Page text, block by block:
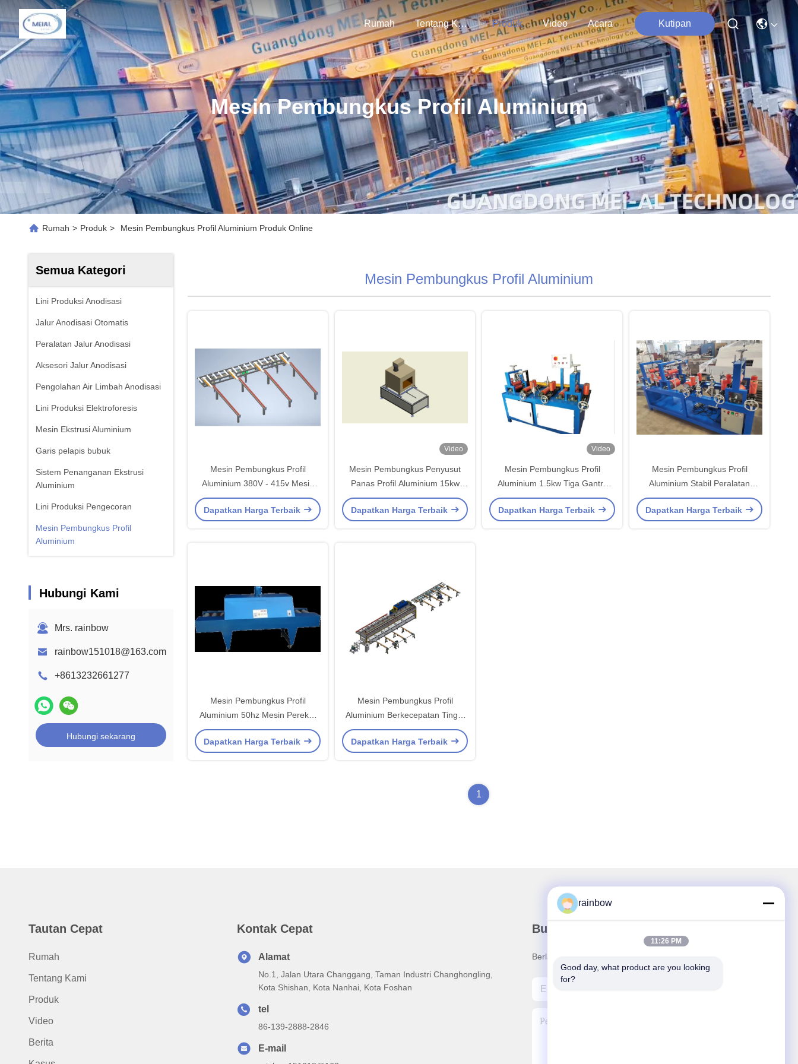
Rumah Tentang Kami Produk Video Acara Kutipan
Mesin Pembungkus Profil Aluminium
Rumah > Produk > Mesin Pembungkus Profil Aluminium Produk Online
Semua Kategori
Lini Produksi Anodisasi
Jalur Anodisasi Otomatis
Peralatan Jalur Anodisasi
Aksesori Jalur Anodisasi
Pengolahan Air Limbah Anodisasi
Lini Produksi Elektroforesis
Mesin Ekstrusi Aluminium
Garis pelapis bubuk
Sistem Penanganan Ekstrusi
Aluminium
Lini Produksi Pengecoran
Mesin Pembungkus Profil
Aluminium
Hubungi Kami
Mrs. rainbow
rainbow151018@163.com
+8613232661277
Hubungi sekarang
Mesin Pembungkus Profil Aluminium
Mesin Pembungkus Profil
Aluminium 380V - 415v Mesin
Perekat Pita 1,5kw
Dapatkan Harga Terbaik
Video
Mesin Pembungkus Penyusut
Panas Profil Aluminium 15kw
Stabil Semi Otomatis
Dapatkan Harga Terbaik
Video
Mesin Pembungkus Profil
Aluminium 1.5kw Tiga Gantry
Multi Fungsi
Dapatkan Harga Terbaik
Mesin Pembungkus Profil
Aluminium Stabil Peralatan
Bagging Otomatis Yang Kuat
Dapatkan Harga Terbaik
Mesin Pembungkus Profil
Aluminium 50hz Mesin Perekat
Pita Semi Otomatis
Dapatkan Harga Terbaik
Mesin Pembungkus Profil
Aluminium Berkecepatan Tinggi
Mesin Bagging Otomatis Presisi
Dapatkan Harga Terbaik
1
Tautan Cepat
Rumah
Tentang Kami
Produk
Video
Berita
Kontak Cepat
Alamat
No.1, Jalan Utara Changgang, Taman Industri Changhongling,
Kota Shishan, Kota Nanhai, Kota Foshan
tel
86-139-2888-2846
E-mail
Buletin kami
Berlangganan buletin kami untuk diskon dan lainnya.
rainbow
11:26 PM
Good day, what product are you looking
for?